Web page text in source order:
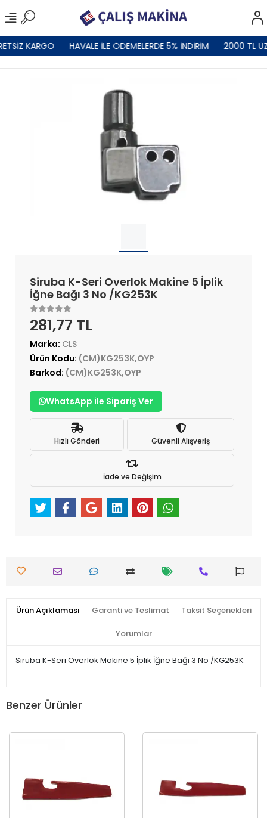
KARGO HAVALE İLE ÖDEMELERDE 5% İNDİRİM 2000 TL
Siruba K-Seri Overlok Makine 5 İplik
İğne Bağı 3 No /KG253K
281,77 TL
Marka: CLS
Ürün Kodu: (CM)KG253K,OYP
Barkod: (CM)KG253K,OYP
WhatsApp ile Sipariş Ver
Hızlı Gönderi Güvenli Alışveriş
İade ve Değişim
Ürün Açıklaması Garanti ve Teslimat Taksit Seçenekleri
Yorumlar
Siruba K-Seri Overlok Makine 5 İplik İğne Bağı 3 No /KG253K
Benzer Ürünler